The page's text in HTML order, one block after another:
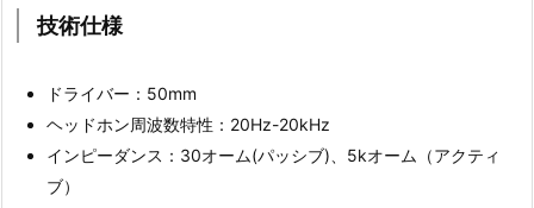
技術仕様
ドライバー：50mm
ヘッドホン周波数特性：20Hz-20kHz
インピーダンス：30オーム(パッシブ)、5kオーム（アクティ
ブ）